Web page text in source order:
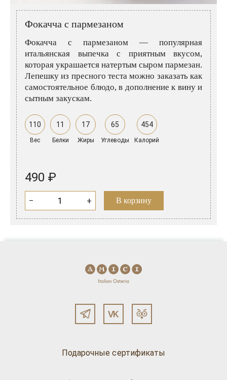
Итальянские вина
Французские вина
Испанские вина
Граппа
Водка
Саке
Пиво
Фокачча с пармезаном
Фокачча с пармезаном — популярная
итальянская выпечка с приятным вкусом,
которая украшается натертым сыром пармезан.
Лепешку из пресного теста можно заказать как
самостоятельное блюдо, в дополнение к вину и
сытным закускам.
110
Вес
11
Белки
17
Жиры
65
Углеводы
454
Калорий
490 ₽
− + В корзину
Подарочные сертификаты